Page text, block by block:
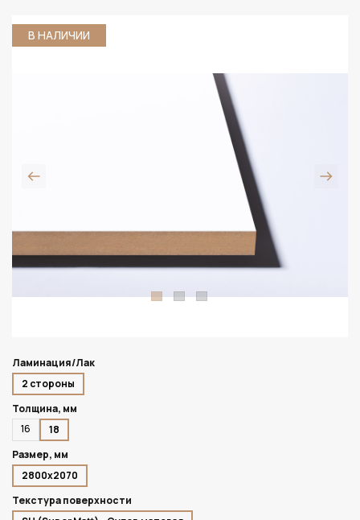
В НАЛИЧИИ
Ламинация/Лак
2 стороны
Толщина, мм
16
18
Размер, мм
2800х2070
Текстура поверхности